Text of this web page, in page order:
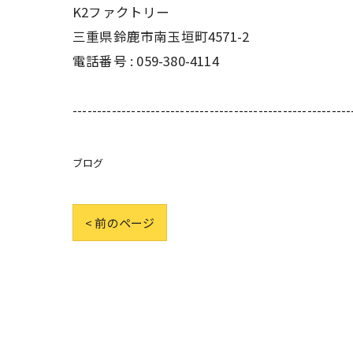
K2ファクトリー
三重県鈴鹿市南玉垣町4571-2
電話番号 : 059-380-4114
ブログ
< 前のページ